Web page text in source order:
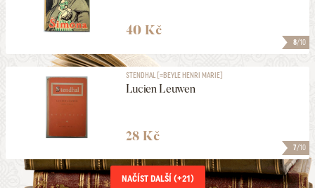
8/10
40 Kč
7/10
STENDHAL [=BEYLE HENRI MARIE]
Lucien Leuwen
28 Kč
NAČÍST DALŠÍ (+21)